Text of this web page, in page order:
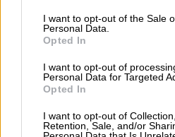
consent section.
I want to opt-out of the Sale
Personal Data.
Opted In
I want to opt-out of
Personal Data for Targeted
Opted In
I want to opt-out of
Retention, Sale, and/or
και αυτό που οφείλει να
είναι να αφήσει τη
δουλειά της, χωρίς
σχόλιο, καμία
Σύνταγμα
Απαντώντας σε ερώτηση